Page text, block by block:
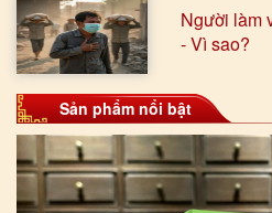
Người làm
- Vì sao?
Sản phẩm nổi bật